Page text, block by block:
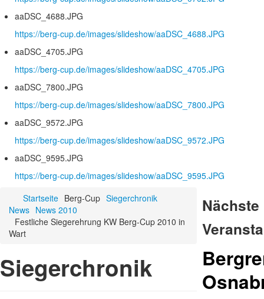
aaDSC_4688.JPG
https://berg-cup.de/images/slideshow/aaDSC_4688.JPG
aaDSC_4705.JPG
https://berg-cup.de/images/slideshow/aaDSC_4705.JPG
aaDSC_7800.JPG
https://berg-cup.de/images/slideshow/aaDSC_7800.JPG
aaDSC_9572.JPG
https://berg-cup.de/images/slideshow/aaDSC_9572.JPG
aaDSC_9595.JPG
https://berg-cup.de/images/slideshow/aaDSC_9595.JPG
Startseite Berg-Cup Siegerchronik
News News 2010
Festliche Siegerehrung KW Berg-Cup 2010 in
Wart
Siegerchronik
Nächste